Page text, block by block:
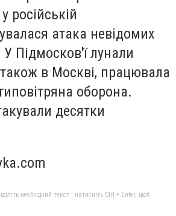
російській
атака невідомих
У Підмосков'ї лунали
в Москві, працювала
оборона.
десятки
необхідний текст і натисніть Ctrl + Enter, щоб